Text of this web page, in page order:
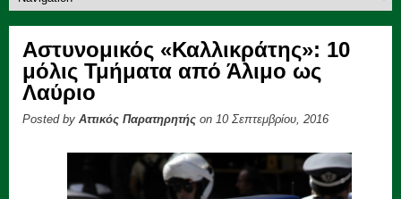
Αστυνομικός «Καλλικράτης»: 10
μόλις Τμήματα από Άλιμο ως
Λαύριο
Posted by Αττικός Παρατηρητής on 10 Σεπτεμβρίου, 2016